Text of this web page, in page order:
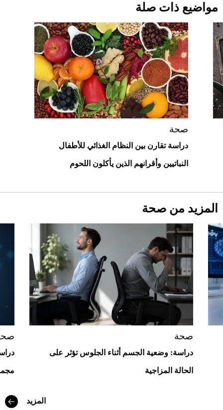
أغلى 10 عطور في العالم للرجال تمنحك فخامة
استثنائية
Aston Martin Valiant: على هوى الأبطال
2026-07-25
"بوجاتي ميسترال" الاستثنائية للبيع في
مزاد مونتيري
2026-07-23
مواضيع ذات صلة
صحة
دراسة تقارن بين النظام الغذائي للأطفال
النباتيين وأقرانهم الذين يأكلون اللحوم
المزيد من صحة
صحة
دراسة: وضعية الجسم أثناء الجلوس تؤثر على
الحالة المزاجية
المزيد